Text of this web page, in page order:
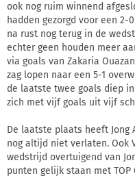
ook nog ruim winnend
hadden gezorgd voor een
na rust nog terug in de
echter geen houden meer
via goals van Zakaria
zag lopen naar een 5-1
de laatste twee goals diep
zich met vijf goals uit vijf
De laatste plaats heeft Jong
nog altijd niet verlaten. Ook
wedstrijd overtuigend van
punten gelijk staan met